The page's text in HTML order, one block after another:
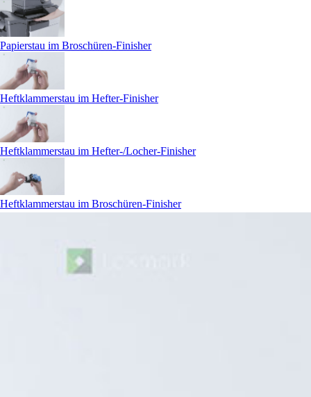
Papierstau im Broschüren-Finisher
Heftklammerstau im Hefter-Finisher
Heftklammerstau im Hefter-/Locher-Finisher
Heftklammerstau im Broschüren-Finisher